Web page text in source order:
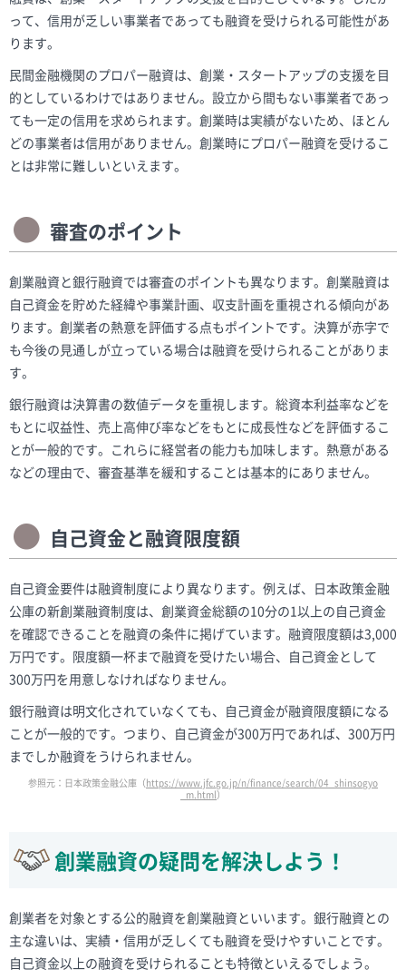
って、信用が乏しい事業者であっても融資を受けられる可能性があ
ります。
民間金融機関のプロパー融資は、創業・スタートアップの支援を目
的としているわけではありません。設立から間もない事業者であっ
ても一定の信用を求められます。創業時は実績がないため、ほとん
どの事業者は信用がありません。創業時にプロパー融資を受けるこ
とは非常に難しいといえます。
審査のポイント
創業融資と銀行融資では審査のポイントも異なります。創業融資は
自己資金を貯めた経緯や事業計画、収支計画を重視される傾向があ
ります。創業者の熱意を評価する点もポイントです。決算が赤字で
も今後の見通しが立っている場合は融資を受けられることがありま
す。
銀行融資は決算書の数値データを重視します。総資本利益率などを
もとに収益性、売上高伸び率などをもとに成長性などを評価するこ
とが一般的です。これらに経営者の能力も加味します。熱意がある
などの理由で、審査基準を緩和することは基本的にありません。
自己資金と融資限度額
自己資金要件は融資制度により異なります。例えば、日本政策金融
公庫の新創業融資制度は、創業資金総額の10分の1以上の自己資金
を確認できることを融資の条件に掲げています。融資限度額は3,000
万円です。限度額一杯まで融資を受けたい場合、自己資金として
300万円を用意しなければなりません。
銀行融資は明文化されていなくても、自己資金が融資限度額になる
ことが一般的です。つまり、自己資金が300万円であれば、300万円
までしか融資をうけられません。
参照元：日本政策金融公庫（https://www.jfc.go.jp/n/finance/search/04_shinsogyo
_m.html）
創業融資の疑問を解決しよう！
創業者を対象とする公的融資を創業融資といいます。銀行融資との
主な違いは、実績・信用が乏しくても融資を受けやすいことです。
自己資金以上の融資を受けられることも特徴といえるでしょう。